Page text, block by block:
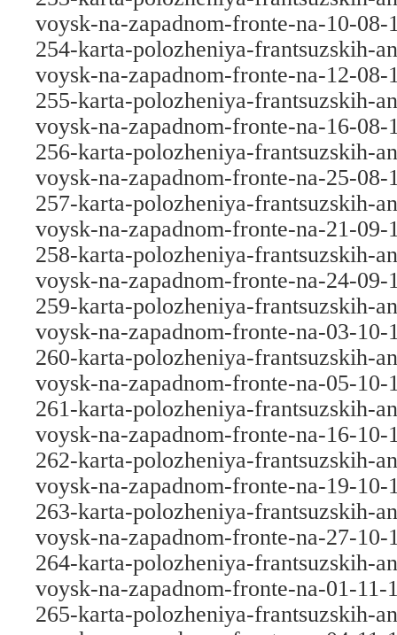
voysk-na-zapadnom-fronte-na-10-08-
254-karta-polozheniya-frantsuzskih-
voysk-na-zapadnom-fronte-na-12-08-
255-karta-polozheniya-frantsuzskih-
voysk-na-zapadnom-fronte-na-16-08-
256-karta-polozheniya-frantsuzskih-
voysk-na-zapadnom-fronte-na-25-08-
257-karta-polozheniya-frantsuzskih-
voysk-na-zapadnom-fronte-na-21-09-
258-karta-polozheniya-frantsuzskih-
voysk-na-zapadnom-fronte-na-24-09-
259-karta-polozheniya-frantsuzskih-
voysk-na-zapadnom-fronte-na-03-10-
260-karta-polozheniya-frantsuzskih-
voysk-na-zapadnom-fronte-na-05-10-
261-karta-polozheniya-frantsuzskih-
voysk-na-zapadnom-fronte-na-16-10-
262-karta-polozheniya-frantsuzskih-
voysk-na-zapadnom-fronte-na-19-10-
263-karta-polozheniya-frantsuzskih-
voysk-na-zapadnom-fronte-na-27-10-
264-karta-polozheniya-frantsuzskih-
voysk-na-zapadnom-fronte-na-01-11-
265-karta-polozheniya-frantsuzskih-